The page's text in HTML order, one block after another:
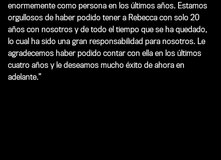
enormemente como persona en los últimos años. Estamos
orgullosos de haber podido tener a Rebecca con solo 20
años con nosotros y de todo el tiempo que se ha quedado,
lo cual ha sido una gran responsabilidad para nosotros. Le
agradecemos haber podido contar con ella en los últimos
cuatro años y le deseamos mucho éxito de ahora en
adelante.”